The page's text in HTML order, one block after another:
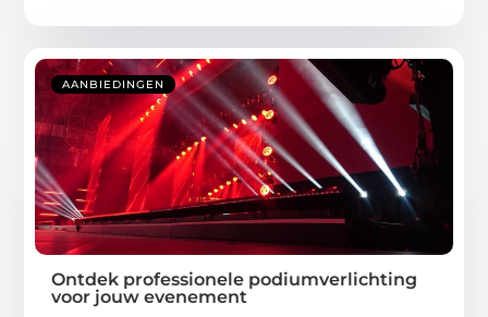
AANBIEDINGEN
Ontdek professionele podiumverlichting
voor jouw evenement